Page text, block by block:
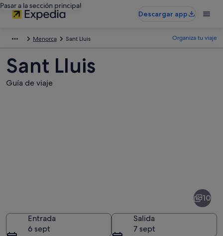
Pasar a la sección principal
Descargar app
Menorca Sant Lluis Organiza tu viaje
Sant Lluis
Guía de viaje
10
Entrada
6 sept
Salida
7 sept